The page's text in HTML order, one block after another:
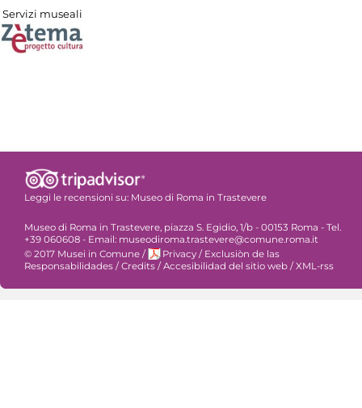
Servizi museali
Leggi le recensioni su: Museo di Roma in Trastevere
Museo di Roma in Trastevere, piazza S. Egidio, 1/b - 00153 Roma - Tel.
+39 060608 - Email: museodiroma.trastevere@comune.roma.it
© 2017 Musei in Comune / Privacy / Exclusiòn de las
Responsabilidades /Credits /Accesibilidad del sitio web /XML-rss